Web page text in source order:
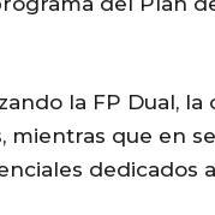
la FP Dual, la
que en
dedicados